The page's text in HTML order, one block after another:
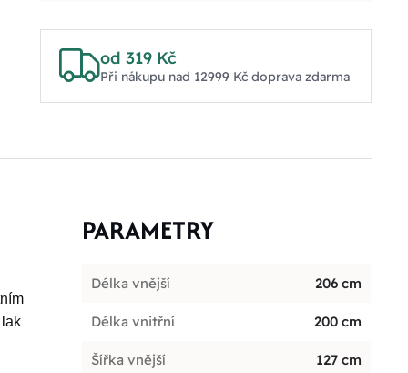
od 319 Kč
Při nákupu nad 12999 Kč doprava zdarma
PARAMETRY
Délka vnější 206 cm
Délka vnitřní 200 cm
Šířka vnější 127 cm